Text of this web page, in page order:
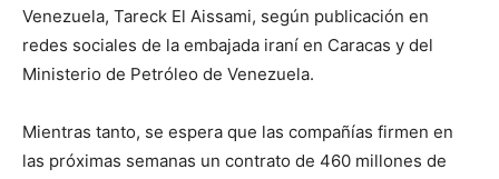
Venezuela, Tareck El Aissami, según publicación en
redes sociales de la embajada iraní en Caracas y del
Ministerio de Petróleo de Venezuela.
Mientras tanto, se espera que las compañías firmen en
las próximas semanas un contrato de 460 millones de